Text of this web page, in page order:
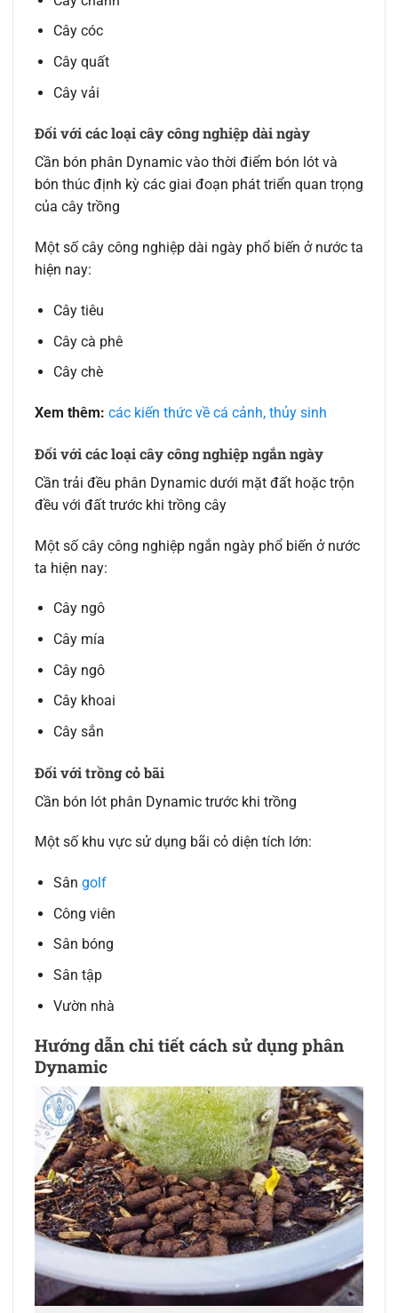
Cây cóc
Cây quất
Cây vải
Đối với các loại cây công nghiệp dài ngày
Cần bón phân Dynamic vào thời điểm bón lót và
bón thúc định kỳ các giai đoạn phát triển quan trọng
của cây trồng
Một số cây công nghiệp dài ngày phổ biến ở nước ta
hiện nay:
Cây tiêu
Cây cà phê
Cây chè
Xem thêm: các kiến thức về cá cảnh, thủy sinh
Đối với các loại cây công nghiệp ngắn ngày
Cần trải đều phân Dynamic dưới mặt đất hoặc trộn
đều với đất trước khi trồng cây
Một số cây công nghiệp ngắn ngày phổ biến ở nước
ta hiện nay:
Cây ngô
Cây mía
Cây ngô
Cây khoai
Cây sắn
Đối với trồng cỏ bãi
Cần bón lót phân Dynamic trước khi trồng
Một số khu vực sử dụng bãi cỏ diện tích lớn:
Sân golf
Công viên
Sân bóng
Sân tập
Vườn nhà
Hướng dẫn chi tiết cách sử dụng phân
Dynamic